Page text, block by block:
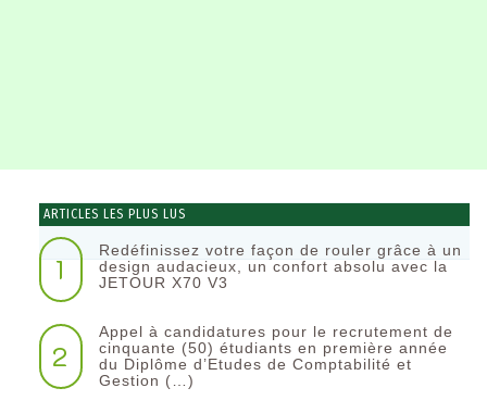
ARTICLES LES PLUS LUS
1
Redéfinissez votre façon de rouler grâce à un
design audacieux, un confort absolu avec la
JETOUR X70 V3
2
Appel à candidatures pour le recrutement de
cinquante (50) étudiants en première année
du Diplôme d’Etudes de Comptabilité et
Gestion (…)